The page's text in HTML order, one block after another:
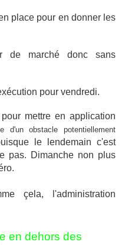
place pour en donner les
de marché donc sans
pour vendredi.
mettre en application
d'un obstacle potentiellement
le lendemain c'est
pas. Dimanche non plus
çela, l'administration
en dehors des